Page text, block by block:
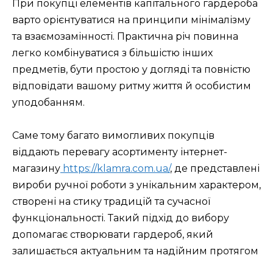
При покупці елементів капітального гардероба
варто орієнтуватися на принципи мінімалізму
та взаємозамінності. Практична річ повинна
легко комбінуватися з більшістю інших
предметів, бути простою у догляді та повністю
відповідати вашому ритму життя й особистим
уподобанням.
Саме тому багато вимогливих покупців
віддають перевагу асортименту інтернет-
магазину https://klamra.com.ua/, де представлені
вироби ручної роботи з унікальним характером,
створені на стику традицій та сучасної
функціональності. Такий підхід до вибору
допомагає створювати гардероб, який
залишається актуальним та надійним протягом